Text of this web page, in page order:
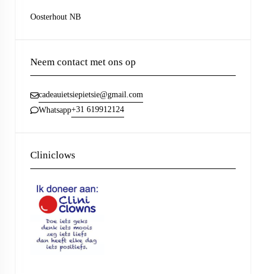
Oosterhout NB
Neem contact met ons op
cadeauietsiepietsie@gmail.com
Whatsapp+31 619912124
Cliniclows